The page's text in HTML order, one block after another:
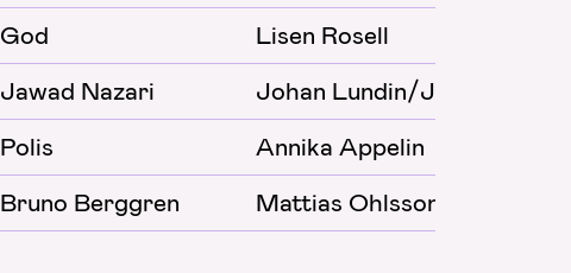
God
Lisen Rosell
Jawad Nazari
Johan Lundin/Jens
Polis
Annika Appelin
Bruno Berggren Mattias Ohlsson